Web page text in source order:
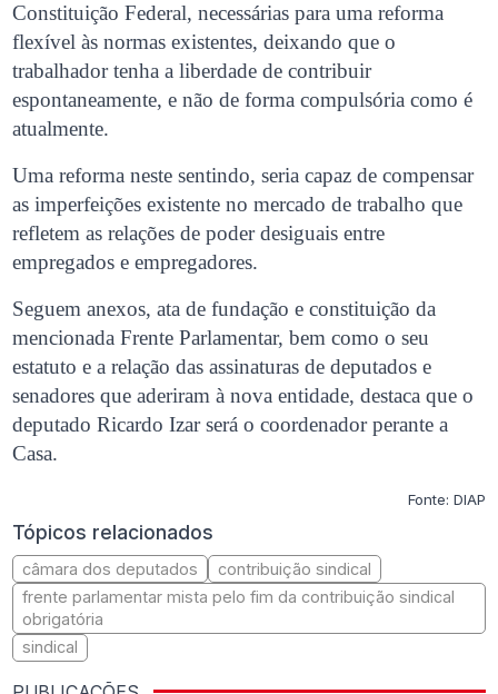
Constituição Federal, necessárias para uma reforma
flexível às normas existentes, deixando que o
trabalhador tenha a liberdade de contribuir
espontaneamente, e não de forma compulsória como é
atualmente.
Uma reforma neste sentindo, seria capaz de compensar
as imperfeições existente no mercado de trabalho que
refletem as relações de poder desiguais entre
empregados e empregadores.
Seguem anexos, ata de fundação e constituição da
mencionada Frente Parlamentar, bem como o seu
estatuto e a relação das assinaturas de deputados e
senadores que aderiram à nova entidade, destaca que o
deputado Ricardo Izar será o coordenador perante a
Casa.
Fonte: DIAP
Tópicos relacionados
câmara dos deputados
contribuição sindical
frente parlamentar mista pelo fim da contribuição sindical
obrigatória
sindical